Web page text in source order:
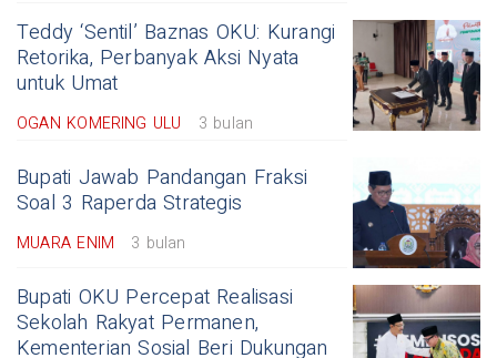
Teddy ‘Sentil’ Baznas OKU: Kurangi
Retorika, Perbanyak Aksi Nyata
untuk Umat
OGAN KOMERING ULU 3 bulan
Bupati Jawab Pandangan Fraksi
Soal 3 Raperda Strategis
MUARA ENIM 3 bulan
Bupati OKU Percepat Realisasi
Sekolah Rakyat Permanen,
Kementerian Sosial Beri Dukungan